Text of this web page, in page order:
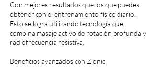
Con mejores resultados que los que puedes
obtener con el entrenamiento físico diario.
Esto se logra utilizando tecnología que
combina masaje activo de rotación profunda y
radiofrecuencia resistiva.
Beneficios avanzados con Zionic